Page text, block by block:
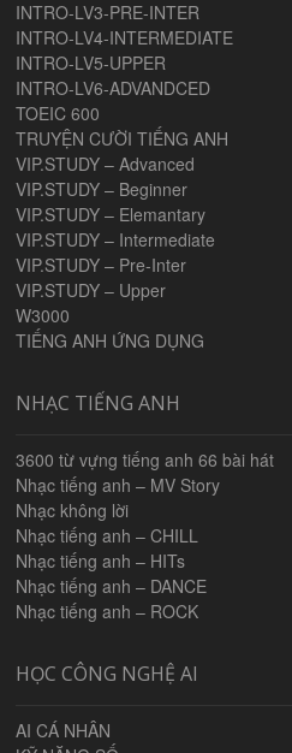
INTRO-LV3-PRE-INTER
INTRO-LV4-INTERMEDIATE
INTRO-LV5-UPPER
INTRO-LV6-ADVANDCED
TOEIC 600
TRUYỆN CƯỜI TIẾNG ANH
VIP.STUDY – Advanced
VIP.STUDY – Beginner
VIP.STUDY – Elemantary
VIP.STUDY – Intermediate
VIP.STUDY – Pre-Inter
VIP.STUDY – Upper
W3000
TIẾNG ANH ỨNG DỤNG
NHẠC TIẾNG ANH
3600 từ vựng tiếng anh 66 bài hát
Nhạc tiếng anh – MV Story
Nhạc không lời
Nhạc tiếng anh – CHILL
Nhạc tiếng anh – HITs
Nhạc tiếng anh – DANCE
Nhạc tiếng anh – ROCK
HỌC CÔNG NGHỆ AI
AI CÁ NHÂN